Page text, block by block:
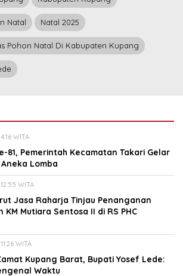
Natal Natal 2025
Pohon Natal Di Kabupaten Kupang
WITA
81, Pemerintah Kecamatan Takari Gelar
Lomba
WITA
Jasa Raharja Tinjau Penanganan
Mutiara Sentosa II di RS PHC
WITA
Kupang Barat, Bupati Yosef Lede:
Waktu